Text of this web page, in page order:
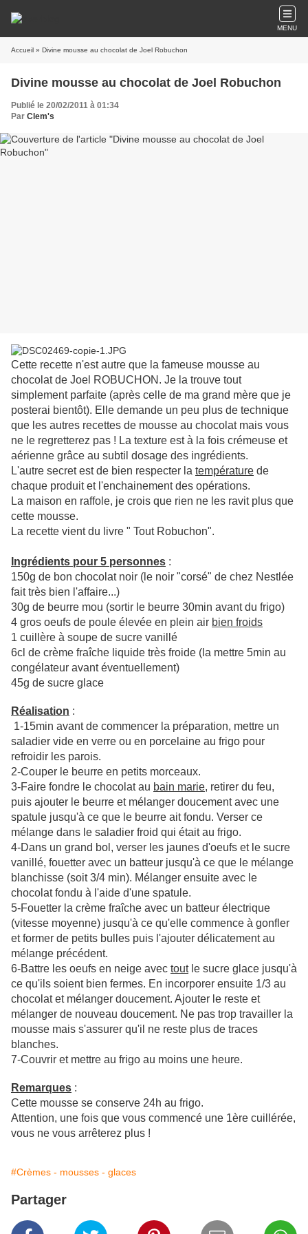
MENU
Accueil » Divine mousse au chocolat de Joel Robuchon
Divine mousse au chocolat de Joel Robuchon
Publié le 20/02/2011 à 01:34
Par Clem's
Cette recette n'est autre que la fameuse mousse au
chocolat de Joel ROBUCHON. Je la trouve tout
simplement parfaite (après celle de ma grand mère que je
posterai bientôt). Elle demande un peu plus de technique
que les autres recettes de mousse au chocolat mais vous
ne le regretterez pas ! La texture est à la fois crémeuse et
aérienne grâce au subtil dosage des ingrédients.
L'autre secret est de bien respecter la température de
chaque produit et l'enchainement des opérations.
La maison en raffole, je crois que rien ne les ravit plus que
cette mousse.
La recette vient du livre " Tout Robuchon".
Ingrédients pour 5 personnes :
150g de bon chocolat noir (le noir "corsé" de chez Nestlée
fait très bien l'affaire...)
30g de beurre mou (sortir le beurre 30min avant du frigo)
4 gros oeufs de poule élevée en plein air bien froids
1 cuillère à soupe de sucre vanillé
6cl de crème fraîche liquide très froide (la mettre 5min au
congélateur avant éventuellement)
45g de sucre glace
Réalisation :
1-15min avant de commencer la préparation, mettre un
saladier vide en verre ou en porcelaine au frigo pour
refroidir les parois.
2-Couper le beurre en petits morceaux.
3-Faire fondre le chocolat au bain marie, retirer du feu,
puis ajouter le beurre et mélanger doucement avec une
spatule jusqu'à ce que le beurre ait fondu. Verser ce
mélange dans le saladier froid qui était au frigo.
4-Dans un grand bol, verser les jaunes d'oeufs et le sucre
vanillé, fouetter avec un batteur jusqu'à ce que le mélange
blanchisse (soit 3/4 min). Mélanger ensuite avec le
chocolat fondu à l'aide d'une spatule.
5-Fouetter la crème fraîche avec un batteur électrique
(vitesse moyenne) jusqu'à ce qu'elle commence à gonfler
et former de petits bulles puis l'ajouter délicatement au
mélange précédent.
6-Battre les oeufs en neige avec toutle sucre glace jusqu'à
ce qu'ils soient bien fermes. En incorporer ensuite 1/3 au
chocolat et mélanger doucement. Ajouter le reste et
mélanger de nouveau doucement. Ne pas trop travailler la
mousse mais s'assurer qu'il ne reste plus de traces
blanches.
7-Couvrir et mettre au frigo au moins une heure.
Remarques :
Cette mousse se conserve 24h au frigo.
Attention, une fois que vous commencé une 1ère cuillérée,
vous ne vous arrêterez plus !
#Crèmes - mousses - glaces
Partager